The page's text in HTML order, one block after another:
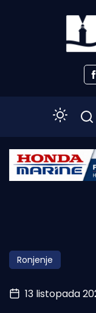
Početna
Obala
Otoci
Turizam i nautika
Ronjenje
13 listopada